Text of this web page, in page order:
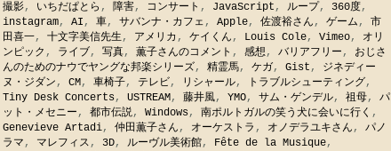
撮影, いちだぱとら , 障害, コンサート , JavaScript , ループ, 360度,
instagram, AI , 車, サバンナ・カフェ , Apple, 佐渡裕さん , ゲーム , 市
田喜一, 十文字美信先生, アメリカ , ケイくん , Louis Cole, Vimeo, オリ
ンピック , ライブ , 写真, 薫子さんのコメント , 感想, バリアフリー , おじさ
んのためのナウでヤングな邦楽シリーズ , 精霊馬, ケガ, Gist , ジネディー
ヌ・ジダン , CM, 車椅子, テレビ , リシャール, トラブルシューティング ,
Tiny Desk Concerts, USTREAM, 藤井風, YMO, サム・ゲンデル, 祖母, パ
ット・メセニー , 都市伝説, Windows, 南ポルトガルの笑う犬に会いに行く ,
Genevieve Artadi, 仲田薫子さん , オーケストラ , オノデラユキさん , パノ
ラマ , マレフィス , 3D, ルーヴル美術館, Fête de la Musique,